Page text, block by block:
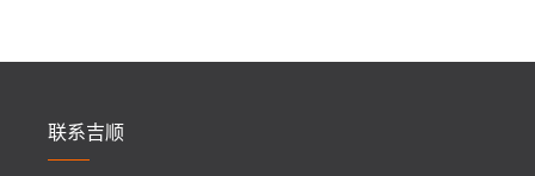
联系吉顺